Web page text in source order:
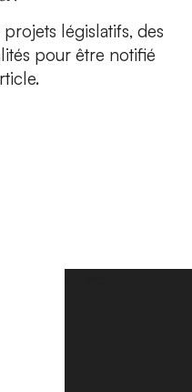
législatifs, des
pour être notifié